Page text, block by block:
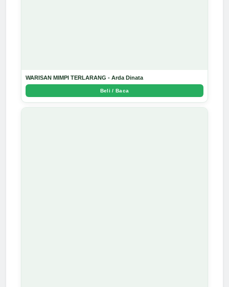
WARISAN MIMPI TERLARANG - Arda Dinata
Beli / Baca